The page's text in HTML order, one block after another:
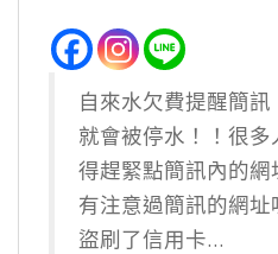
自來水欠費提醒簡
就會被停水！！很
得趕緊點簡訊內的
有注意過簡訊的網
盜刷了信用卡…